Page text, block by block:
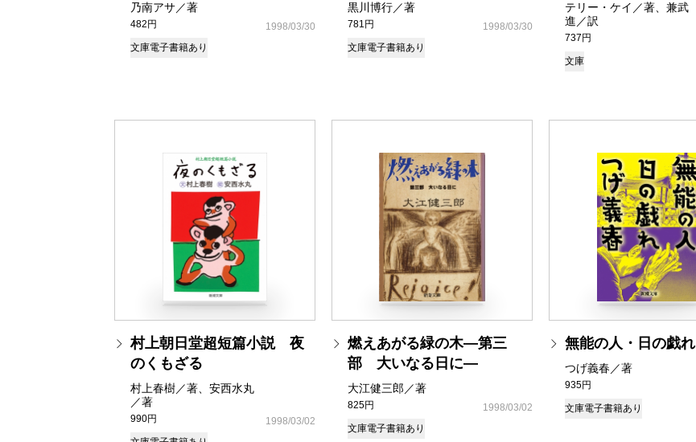
乃南アサ／著
482円
1998/03/30
文庫電子書籍あり
黒川博行／著
781円
1998/03/30
文庫電子書籍あり
テリー・ケイ／著、兼武
進／訳
737円
文庫
村上朝日堂超短篇小説 夜
のくもざる
村上春樹／著、安西水丸
／著
990円
1998/03/02
燃えあがる緑の木―第三
部 大いなる日に―
大江健三郎／著
825円
1998/03/02
文庫電子書籍あり
無能の人・日の戯れ
つげ義春／著
935円
文庫電子書籍あり